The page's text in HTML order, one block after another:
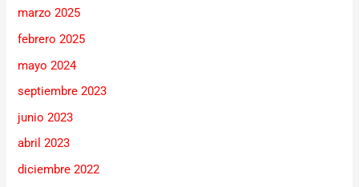
marzo 2025
febrero 2025
mayo 2024
septiembre 2023
junio 2023
abril 2023
diciembre 2022